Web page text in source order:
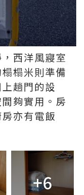
西洋風寢室
榻米則準備
趟門的設
夠實用。房
亦有電飯
+6